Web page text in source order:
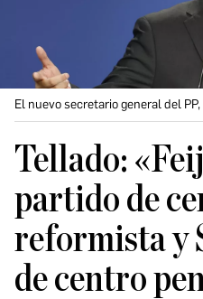
El nuevo secretario general del
Tellado:
partido de
reformista y
de centro